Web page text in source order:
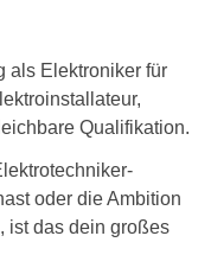
als Elektroniker für
Qualifikation.
oder die Ambition
ist das dein großes